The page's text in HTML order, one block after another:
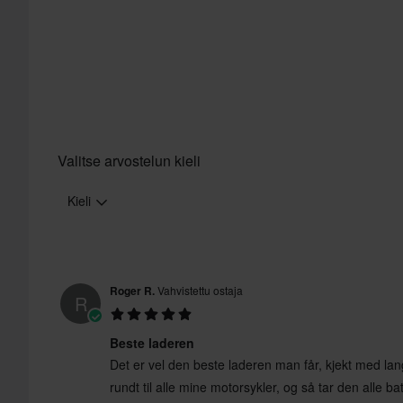
Sinulla on oikeus palauttaa tilauksesi 60 päivän sisällä.
Valitse arvostelun kieli
Kieli
R Roger R.Vahvistettu ostaja
Beste laderen
Det er vel den beste laderen man får, kjekt med
rundt til alle mine motorsykler, og så tar den alle